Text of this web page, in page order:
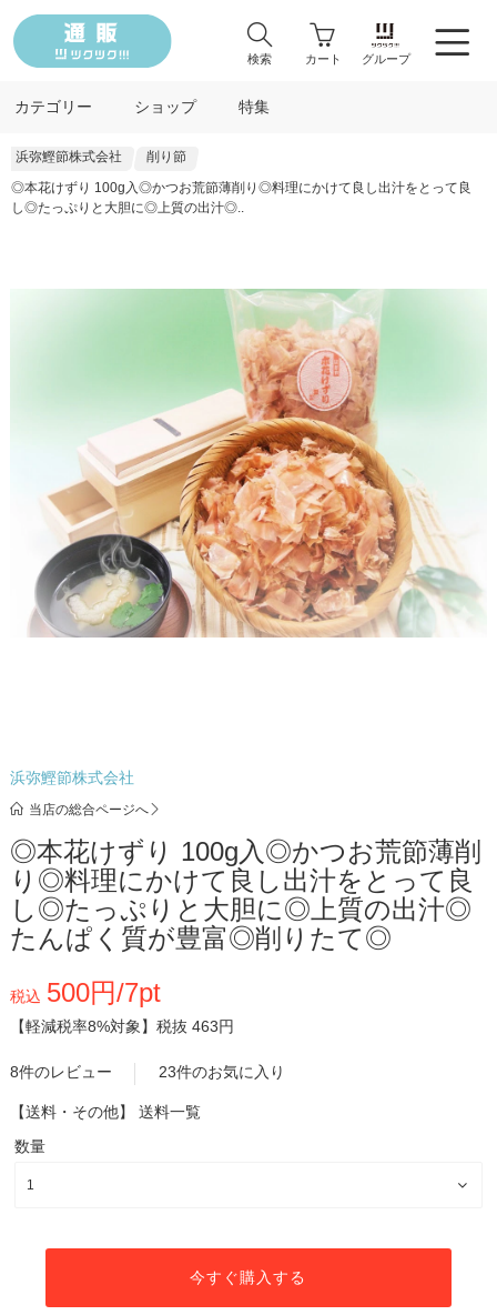
検索 カート グループ
カテゴリー ショップ 特集
浜弥鰹節株式会社
削り節
◎本花けずり 100g入◎かつお荒節薄削り◎料理にかけて良し出汁をとって良
し◎たっぷりと大胆に◎上質の出汁◎..
浜弥鰹節株式会社
当店の総合ページへ
◎本花けずり 100g入◎かつお荒節薄削
り◎料理にかけて良し出汁をとって良
し◎たっぷりと大胆に◎上質の出汁◎
たんぱく質が豊富◎削りたて◎
税込 500円/7pt
【軽減税率8%対象】 税抜 463円
8件のレビュー 23件のお気に入り
【送料・その他】 送料一覧
数量
今すぐ購入する